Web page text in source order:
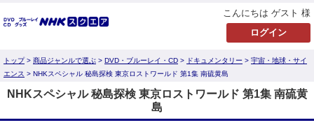
こんにちは ゲスト 様
トップ> 商品ジャンルで選ぶ > DVD・ブルーレイ・CD > ドキュメンタリー > 宇宙・地球・サイ
エンス > NHKスペシャル 秘島探検 東京ロストワールド 第1集 南硫黄島
NHKスペシャル 秘島探検 東京ロストワールド 第1集 南硫黄
島